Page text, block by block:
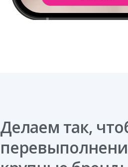
Делаем так,